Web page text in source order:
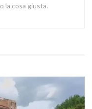
la cosa giusta.